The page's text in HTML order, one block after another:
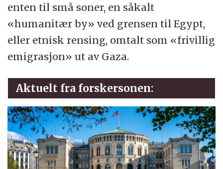
enten til små soner, en såkalt
«humanitær by» ved grensen til Egypt,
eller etnisk rensing, omtalt som «frivillig
emigrasjon» ut av Gaza.
Aktuelt fra forskersonen: